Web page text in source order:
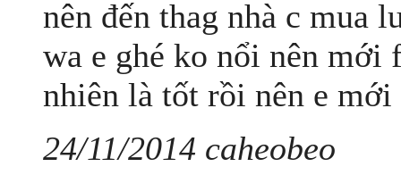
nên đến thag nhà c mua
wa e ghé ko nổi nên mới
nhiên là tốt rồi nên e
24/11/2014 caheobeo